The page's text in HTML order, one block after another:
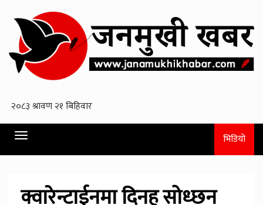
Toggle
navigation
भिडियो
क्वारेन्टाईनमा दिनहु सोध्छन